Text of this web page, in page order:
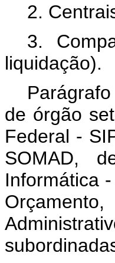
2.
3.
liquidação).
de órgão
Federal -
SOMAD,
Informática